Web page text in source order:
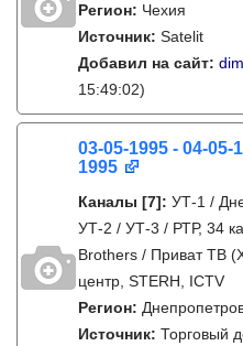
Регион: Чехия
Источник: Satelit
Добавил на сайт:
15:49:02)
03-05-1995 - 04-05-
1995
Каналы [7]: УТ-1 /
УТ-2 / УТ-3 / РТР, 34
Brothers / Приват ТВ
центр, STERH, ICTV
Регион:
Источник: Торговый